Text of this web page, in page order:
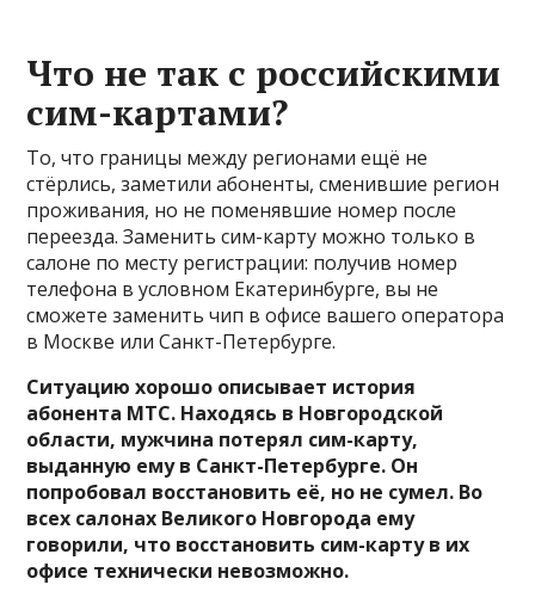
Что не так с российскими
сим-картами?
То, что границы между регионами ещё не
стёрлись, заметили абоненты, сменившие регион
проживания, но не поменявшие номер после
переезда. Заменить сим-карту можно только в
салоне по месту регистрации: получив номер
телефона в условном Екатеринбурге, вы не
сможете заменить чип в офисе вашего оператора
в Москве или Санкт-Петербурге.
Ситуацию хорошо описывает история
абонента МТС. Находясь в Новгородской
области, мужчина потерял сим-карту,
выданную ему в Санкт-Петербурге. Он
попробовал восстановить её, но не сумел. Во
всех салонах Великого Новгорода ему
говорили, что восстановить сим-карту в их
офисе технически невозможно.